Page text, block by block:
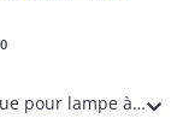
Ballast électronique pour lampe à décharge sodium haute pression 140W. Eclairage public.